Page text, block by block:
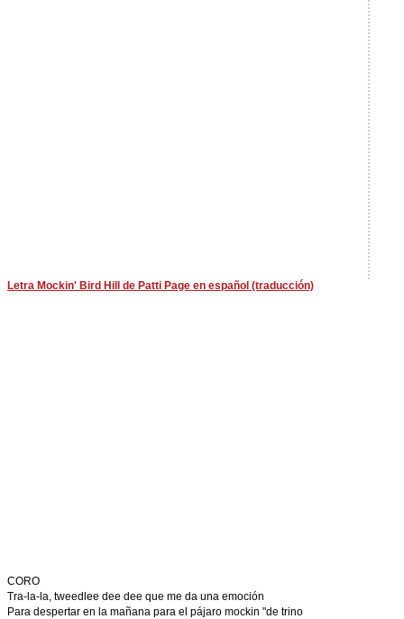
Letra Mockin' Bird Hill de Patti Page en español (traducción)
CORO
Tra-la-la, tweedlee dee dee que me da una emoción
Para despertar en la mañana para el pájaro mockin "de trino